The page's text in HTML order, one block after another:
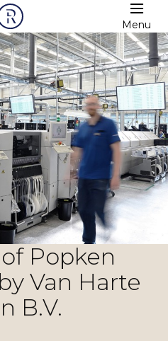
Menu
Popken
Van Harte
B.V.